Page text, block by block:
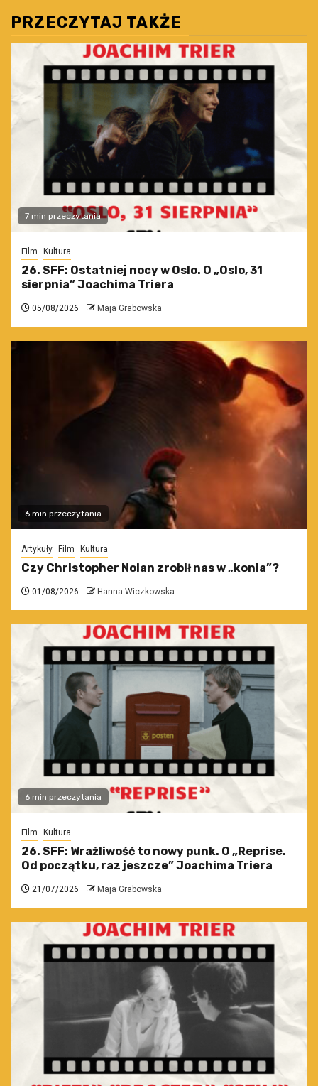
PRZECZYTAJ TAKŻE
7 min przeczytania
Film Kultura
26. SFF: Ostatniej nocy w Oslo. O „Oslo, 31
sierpnia” Joachima Triera
05/08/2026 Maja Grabowska
6 min przeczytania
Artykuły Film Kultura
Czy Christopher Nolan zrobił nas w „konia”?
01/08/2026 Hanna Wiczkowska
6 min przeczytania
Film Kultura
26. SFF: Wrażliwość to nowy punk. O „Reprise.
Od początku, raz jeszcze” Joachima Triera
21/07/2026 Maja Grabowska